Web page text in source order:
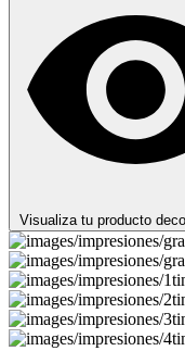
Visualiza tu producto